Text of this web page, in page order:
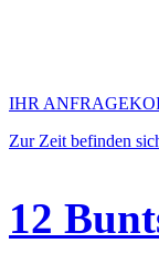
IHR
Zur Zeit befinden
12